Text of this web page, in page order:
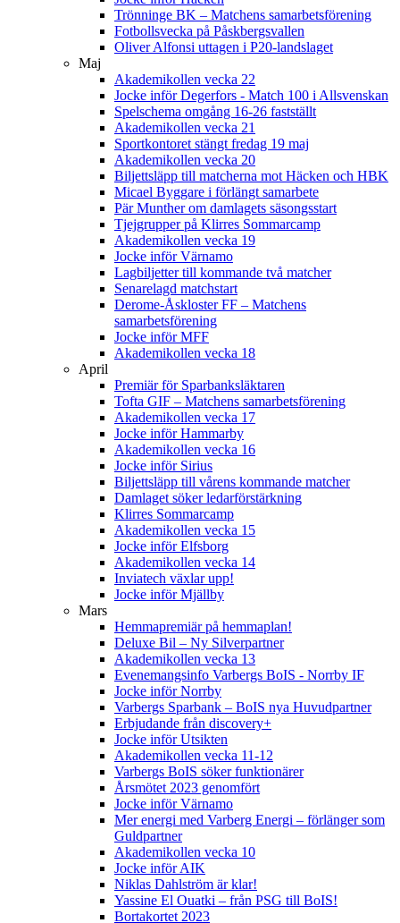
Trönninge BK – Matchens samarbetsförening
Fotbollsvecka på Påskbergsvallen
Oliver Alfonsi uttagen i P20-landslaget
Maj
Akademikollen vecka 22
Jocke inför Degerfors - Match 100 i Allsvenskan
Spelschema omgång 16-26 fastställt
Akademikollen vecka 21
Sportkontoret stängt fredag 19 maj
Akademikollen vecka 20
Biljettsläpp till matcherna mot Häcken och HBK
Micael Byggare i förlängt samarbete
Pär Munther om damlagets säsongsstart
Tjejgrupper på Klirres Sommarcamp
Akademikollen vecka 19
Jocke inför Värnamo
Lagbiljetter till kommande två matcher
Senarelagd matchstart
Derome-Åskloster FF – Matchens
samarbetsförening
Jocke inför MFF
Akademikollen vecka 18
April
Premiär för Sparbanksläktaren
Tofta GIF – Matchens samarbetsförening
Akademikollen vecka 17
Jocke inför Hammarby
Akademikollen vecka 16
Jocke inför Sirius
Biljettsläpp till vårens kommande matcher
Damlaget söker ledarförstärkning
Klirres Sommarcamp
Akademikollen vecka 15
Jocke inför Elfsborg
Akademikollen vecka 14
Inviatech växlar upp!
Jocke inför Mjällby
Mars
Hemmapremiär på hemmaplan!
Deluxe Bil – Ny Silverpartner
Akademikollen vecka 13
Evenemangsinfo Varbergs BoIS - Norrby IF
Jocke inför Norrby
Varbergs Sparbank – BoIS nya Huvudpartner
Erbjudande från discovery+
Jocke inför Utsikten
Akademikollen vecka 11-12
Varbergs BoIS söker funktionärer
Årsmötet 2023 genomfört
Jocke inför Värnamo
Mer energi med Varberg Energi – förlänger som
Guldpartner
Akademikollen vecka 10
Jocke inför AIK
Niklas Dahlström är klar!
Yassine El Ouatki – från PSG till BoIS!
Bortakortet 2023